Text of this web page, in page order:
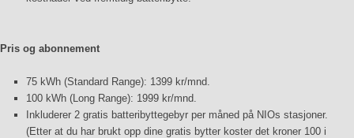
Pris og abonnement
75 kWh (Standard Range): 1399 kr/mnd.
100 kWh (Long Range): 1999 kr/mnd.
Inkluderer 2 gratis batteribyttegebyr per måned på NIOs stasjoner.
(Etter at du har brukt opp dine gratis bytter koster det kroner 100 i